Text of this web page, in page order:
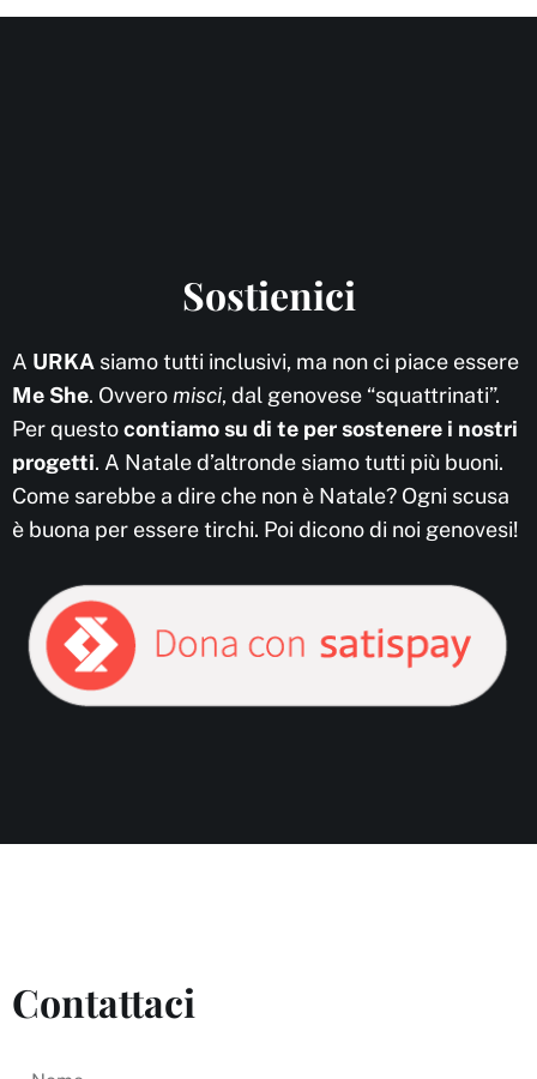
Sostienici
A URKA siamo tutti inclusivi, ma non ci piace essere
Me She. Ovveromisci, dal genovese “squattrinati”.
Per questocontiamo su di te per sostenere i nostri
progetti. A Natale d’altronde siamo tutti più buoni.
Come sarebbe a dire che non è Natale? Ogni scusa
è buona per essere tirchi. Poi dicono di noi genovesi!
Contattaci